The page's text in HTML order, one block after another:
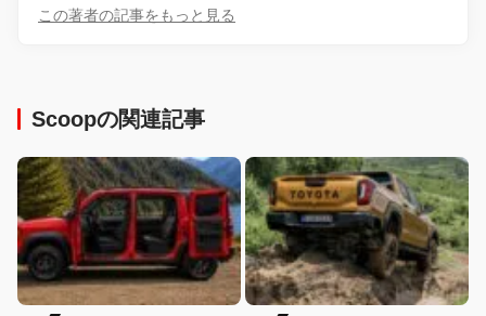
この著者の記事をもっと見る
Scoopの関連記事